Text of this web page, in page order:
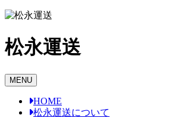
Skip
content
松永運送
MENU
HOME
松永運送について